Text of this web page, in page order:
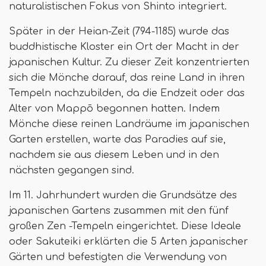
naturalistischen Fokus von Shinto integriert.
Später in der Heian-Zeit (794-1185) wurde das
buddhistische Kloster ein Ort der Macht in der
japanischen Kultur. Zu dieser Zeit konzentrierten
sich die Mönche darauf, das reine Land in ihren
Tempeln nachzubilden, da die Endzeit oder das
Alter von Mappō begonnen hatten. Indem
Mönche diese reinen Landräume im japanischen
Garten erstellen, warte das Paradies auf sie,
nachdem sie aus diesem Leben und in den
nächsten gegangen sind.
Im 11. Jahrhundert wurden die Grundsätze des
japanischen Gartens zusammen mit den fünf
großen Zen -Tempeln eingerichtet. Diese Ideale
oder Sakuteiki erklärten die 5 Arten japanischer
Gärten und befestigten die Verwendung von